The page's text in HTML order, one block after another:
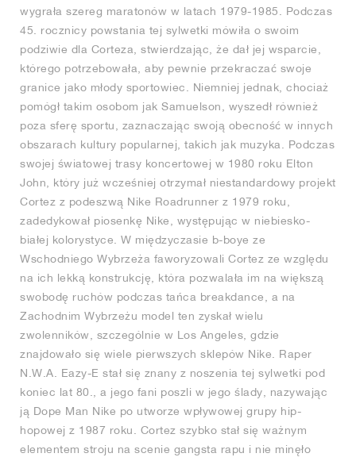
wygrała szereg maratonów w latach 1979-1985. Podczas
45. rocznicy powstania tej sylwetki mówiła o swoim
podziwie dla Corteza, stwierdzając, że dał jej wsparcie,
którego potrzebowała, aby pewnie przekraczać swoje
granice jako młody sportowiec. Niemniej jednak, chociaż
pomógł takim osobom jak Samuelson, wyszedł również
poza sferę sportu, zaznaczając swoją obecność w innych
obszarach kultury popularnej, takich jak muzyka. Podczas
swojej światowej trasy koncertowej w 1980 roku Elton
John, który już wcześniej otrzymał niestandardowy projekt
Cortez z podeszwą Nike Roadrunner z 1979 roku,
zadedykował piosenkę Nike, występując w niebiesko-
białej kolorystyce. W międzyczasie b-boye ze
Wschodniego Wybrzeża faworyzowali Cortez ze względu
na ich lekką konstrukcję, która pozwalała im na większą
swobodę ruchów podczas tańca breakdance, a na
Zachodnim Wybrzeżu model ten zyskał wielu
zwolenników, szczególnie w Los Angeles, gdzie
znajdowało się wiele pierwszych sklepów Nike. Raper
N.W.A. Eazy-E stał się znany z noszenia tej sylwetki pod
koniec lat 80., a jego fani poszli w jego ślady, nazywając
ją Dope Man Nike po utworze wpływowej grupy hip-
hopowej z 1987 roku. Cortez szybko stał się ważnym
elementem stroju na scenie gangsta rapu i nie minęło